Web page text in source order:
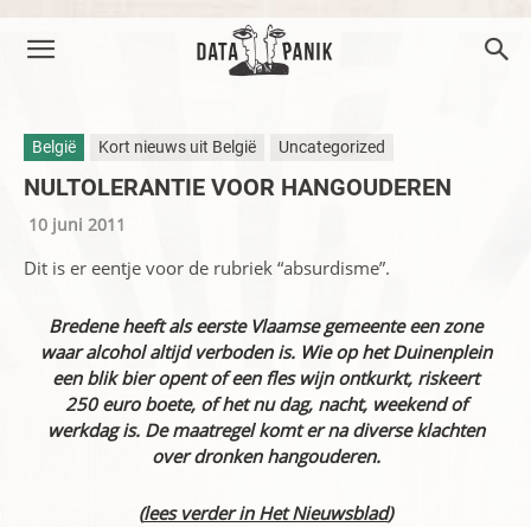
België Kort nieuws uit België Uncategorized
NULTOLERANTIE VOOR HANGOUDEREN
10 juni 2011
Dit is er eentje voor de rubriek “absurdisme”.
Bredene heeft als eerste Vlaamse gemeente een zone
waar alcohol altijd verboden is. Wie op het Duinenplein
een blik bier opent of een fles wijn ontkurkt, riskeert
250 euro boete, of het nu dag, nacht, weekend of
werkdag is. De maatregel komt er na diverse klachten
over dronken hangouderen.
(lees verder in Het Nieuwsblad)